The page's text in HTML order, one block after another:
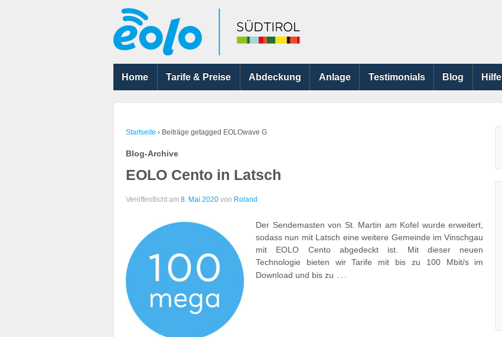
Home Tarife & Preise Abdeckung Anlage Testimonials Blog Hilfe
Startseite › Beiträge getagged EOLOwave G
Blog-Archive
EOLO Cento in Latsch
Veröffentlicht am 8. Mai 2020 von Roland
Der Sendemasten von St. Martin am Kofel wurde erweitert,
sodass nun mit Latsch eine weitere Gemeinde im Vinschgau
mit EOLO Cento abgedeckt ist. Mit dieser neuen
Technologie bieten wir Tarife mit bis zu 100 Mbit/s im
Download und bis zu …